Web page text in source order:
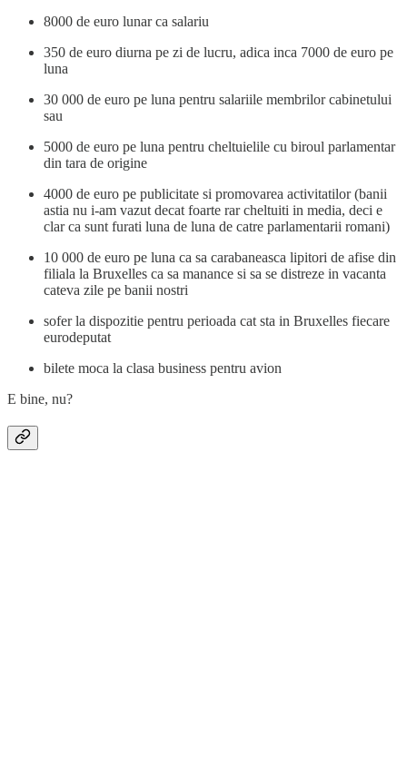
8000 de euro lunar ca salariu
350 de euro diurna pe zi de lucru, adica inca 7000 de euro pe
luna
30 000 de euro pe luna pentru salariile membrilor cabinetului
sau
5000 de euro pe luna pentru cheltuielile cu biroul parlamentar
din tara de origine
4000 de euro pe publicitate si promovarea activitatilor (banii
astia nu i-am vazut decat foarte rar cheltuiti in media, deci e
clar ca sunt furati luna de luna de catre parlamentarii romani)
10 000 de euro pe luna ca sa carabaneasca lipitori de afise din
filiala la Bruxelles ca sa manance si sa se distreze in vacanta
cateva zile pe banii nostri
sofer la dispozitie pentru perioada cat sta in Bruxelles fiecare
eurodeputat
bilete moca la clasa business pentru avion
E bine, nu?